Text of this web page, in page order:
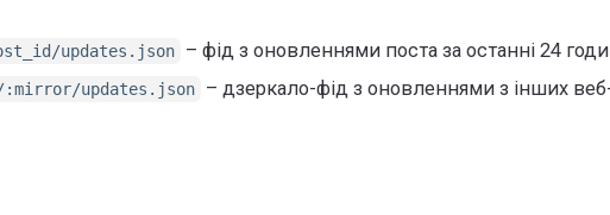
updates.json
– фід з оновленнями поста за останні 24
:mirror/updates.json
– дзеркало-фід з оновленнями з інших